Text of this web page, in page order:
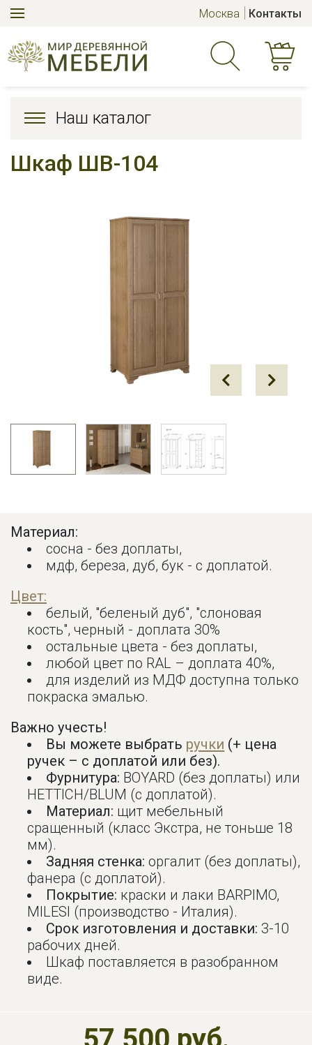
Москва Контакты
Наш каталог
Шкаф ШВ-104
Материал:
сосна - без доплаты,
мдф, береза, дуб, бук - с доплатой.
Цвет:
белый, "беленый дуб", "слоновая
кость", черный - доплата 30%
остальные цвета - без доплаты,
любой цвет по RAL – доплата 40%,
для изделий из МДФ доступна только
покраска эмалью.
Важно учесть!
Вы можете выбрать ручки (+ цена
ручек – с доплатой или без).
Фурнитура: BOYARD (без доплаты) или
HETTICH/BLUM (с доплатой).
Материал: щит мебельный
сращенный (класс Экстра, не тоньше 18
мм).
Задняя стенка: оргалит (без доплаты),
фанера (с доплатой).
Покрытие: краски и лаки BARPIMO,
MILESI (производство - Италия).
Срок изготовления и доставки: 3-10
рабочих дней.
Шкаф поставляется в разобранном
виде.